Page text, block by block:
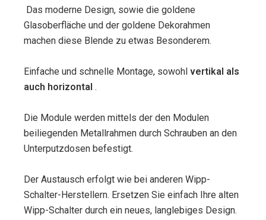
Das moderne Design, sowie die goldene
Glasoberfläche und der goldene Dekorahmen
machen diese Blende zu etwas Besonderem.
Einfache und schnelle Montage, sowohl vertikal als
auch horizontal .
Die Module werden mittels der den Modulen
beiliegenden Metallrahmen durch Schrauben an den
Unterputzdosen befestigt.
Der Austausch erfolgt wie bei anderen Wipp-
Schalter-Herstellern. Ersetzen Sie einfach Ihre alten
Wipp-Schalter durch ein neues, langlebiges Design.